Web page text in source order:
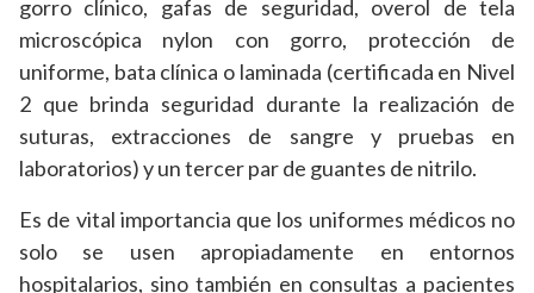
gorro clínico, gafas de seguridad, overol de tela
microscópica nylon con gorro, protección de
uniforme, bata clínica o laminada (certificada en Nivel
2 que brinda seguridad durante la realización de
suturas, extracciones de sangre y pruebas en
laboratorios) y un tercer par de guantes de nitrilo.
Es de vital importancia que los uniformes médicos no
solo se usen apropiadamente en entornos
hospitalarios, sino también en consultas a pacientes